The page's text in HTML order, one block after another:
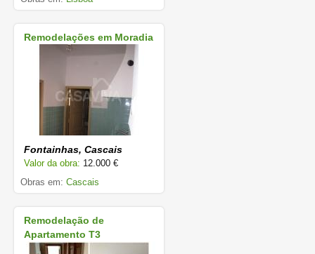
Remodelações em Moradia
Fontainhas, Cascais
Valor da obra: 12.000 €
Obras em: Cascais
Remodelação de
Apartamento T3